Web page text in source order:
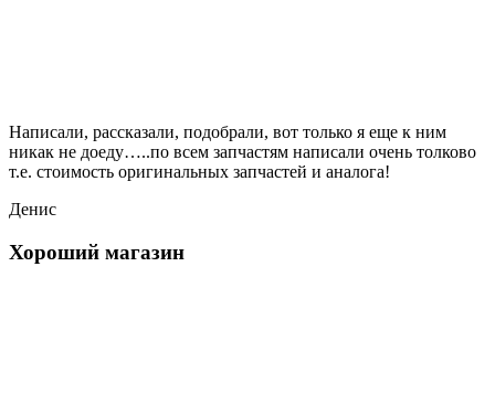
Написали, рассказали, подобрали, вот только я еще к ним
никак не доеду…..по всем запчастям написали очень толково
т.е. стоимость оригинальных запчастей и аналога!
Денис
Хороший магазин